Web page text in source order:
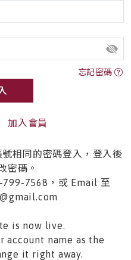
忘記密碼
加入會員
相同的密碼登入，登入後
密碼。
799-7568，或 Email 至
is now live.
account name as the
it right away.